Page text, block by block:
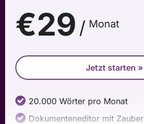
€29 Monat
20.000 Wörter pro Monat
Dokumenteneditor mit